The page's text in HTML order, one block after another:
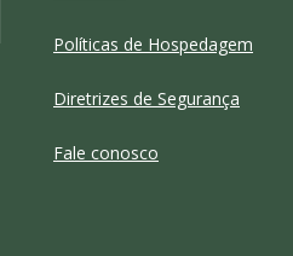
Políticas de Hospedagem
Diretrizes de Segurança
Fale conosco